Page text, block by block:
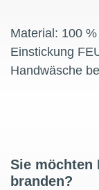
Material: 100
Einstickung
Handwäsche
Sie möchten
branden?